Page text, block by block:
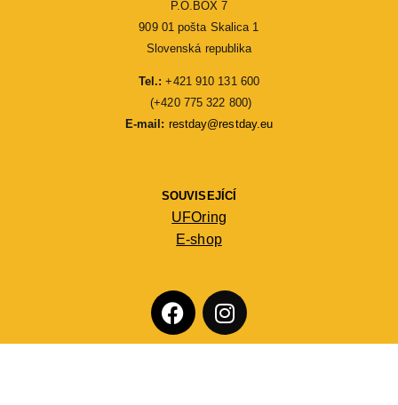
P.O.BOX 7
909 01 pošta Skalica 1
Slovenská republika
Tel.: +421 910 131 600
(+420 775 322 800)
E-mail: restday@restday.eu
SOUVISEJÍCÍ
UFOring
E-shop